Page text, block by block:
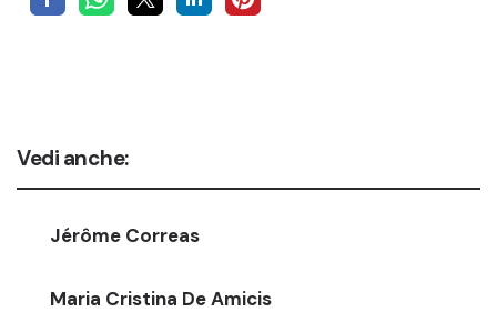
Vedi anche:
Jérôme Correas
Maria Cristina De Amicis